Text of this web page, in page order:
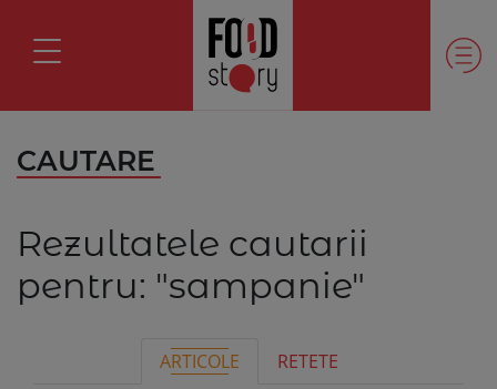
CAUTARE
Rezultatele cautarii
pentru: "sampanie"
ARTICOLE RETETE